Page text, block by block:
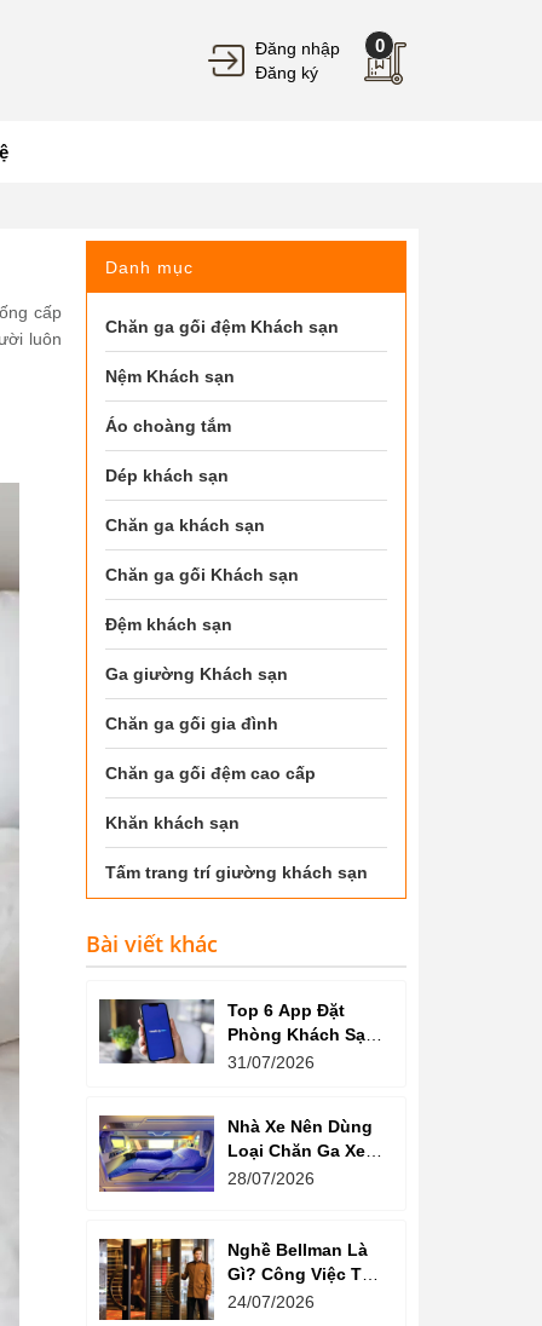
Đăng nhập
Đăng ký
0
cấp
luôn
Danh mục
Chăn ga gối đệm Khách sạn
Nệm Khách sạn
Áo choàng tắm
Dép khách sạn
Chăn ga khách sạn
Chăn ga gối Khách sạn
Đệm khách sạn
Ga giường Khách sạn
Chăn ga gối gia đình
Chăn ga gối đệm cao cấp
Khăn khách sạn
Tấm trang trí giường khách sạn
Bài viết khác
Top 6 App Đặt
Phòng Khách Sạn
Giá Tốt, Nhiều Ưu
31/07/2026
Nhà Xe Nên Dùng
Loại Chăn Ga Xe
Giường Nằm Nào?
28/07/2026
Nghề Bellman Là
Gì? Công Việc Thú
Vị Phía Sau Cánh
24/07/2026